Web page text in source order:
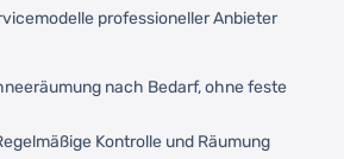
professioneller Anbieter
nach Bedarf, ohne feste
Kontrolle und Räumung